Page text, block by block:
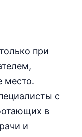
при
место.
с
в
и